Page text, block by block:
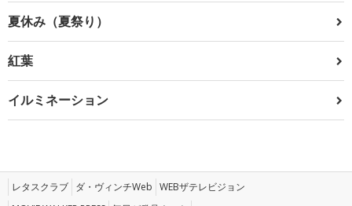
夏休み（夏祭り）
紅葉
イルミネーション
レタスクラブ ダ・ヴィンチWeb WEBザテレビジョン